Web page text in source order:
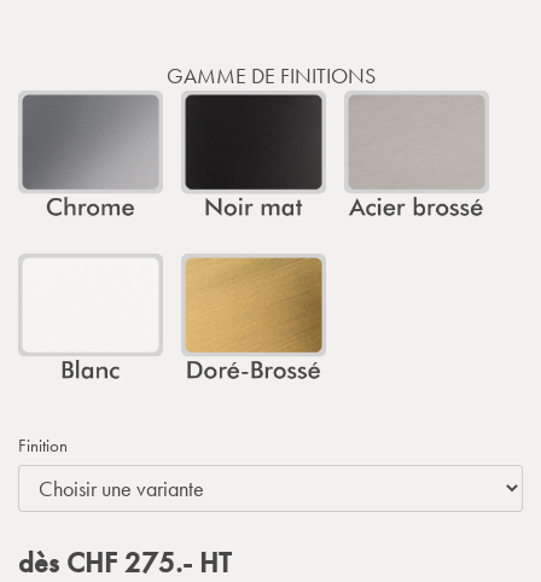
GAMME DE FINITIONS
Finition
dès CHF275.- HT